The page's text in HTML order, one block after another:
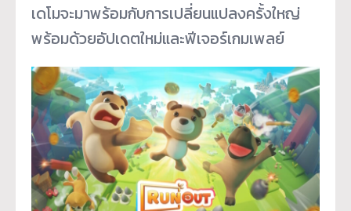
เดโมจะมาพร้อมกับการเปลี่ยนแปลงครั้งใหญ่
พร้อมด้วยอัปเดตใหม่และฟีเจอร์เกมเพลย์